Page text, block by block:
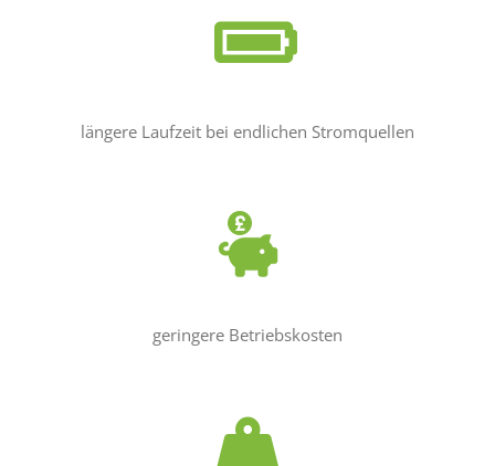
längere Laufzeit bei endlichen Stromquellen
geringere Betriebskosten